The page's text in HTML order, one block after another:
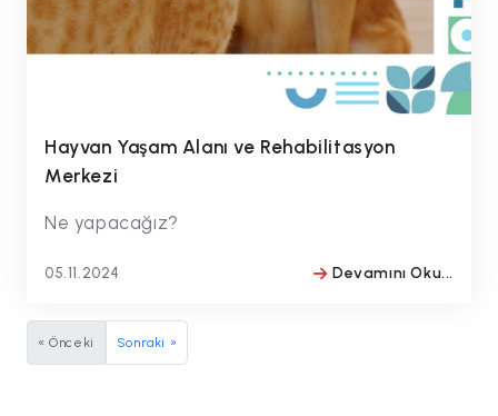
Hayvan Yaşam Alanı ve Rehabilitasyon
Merkezi
Ne yapacağız?
05.11.2024
Devamını Oku...
« Önceki Sonraki »